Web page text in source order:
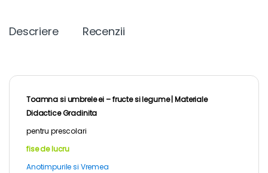
Descriere Recenzii
Toamna si umbrele ei – fructe si legume |Materiale
Didactice Gradinita
pentru prescolari
fise de lucru
Anotimpurile si Vremea